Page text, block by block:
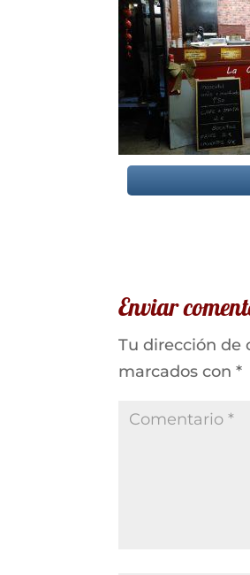
Enviar
Tu dirección de
marcados con*